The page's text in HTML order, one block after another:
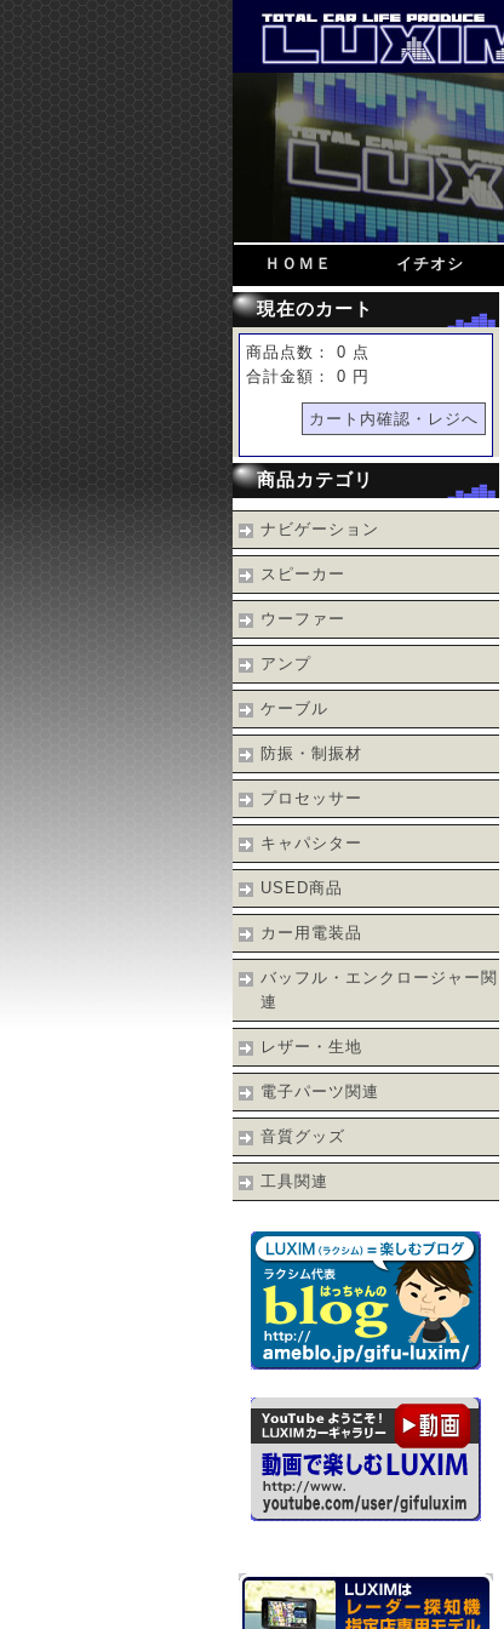
ＨＯＭＥ イチオシ
現在のカート
商品点数： 0 点
合計金額： 0 円
カート内確認・レジへ
商品カテゴリ
ナビゲーション
スピーカー
ウーファー
アンプ
ケーブル
防振・制振材
プロセッサー
キャパシター
USED商品
カー用電装品
バッフル・エンクロージャー関
連
レザー・生地
電子パーツ関連
音質グッズ
工具関連